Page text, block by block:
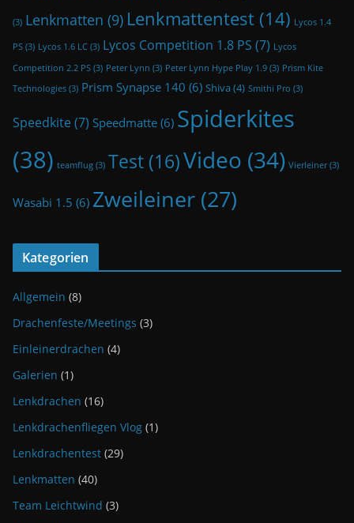
(3) Lenkmatten (9) Lenkmattentest (14) Lycos 1.4
PS (3) Lycos 1.6 LC (3) Lycos Competition 1.8 PS (7) Lycos
Competition 2.2 PS (3) Peter Lynn (3) Peter Lynn Hype Play 1.9 (3) Prism Kite
Technologies (3) Prism Synapse 140 (6) Shiva(4) Smithi Pro (3)
Speedkite (7) Speedmatte(6) Spiderkites
(38) teamflug (3) Test (16)Video (34) Vierleiner(3)
Wasabi 1.5 (6) Zweileiner (27)
Kategorien
Allgemein (8)
Drachenfeste/Meetings (3)
Einleinerdrachen (4)
Galerien (1)
Lenkdrachen (16)
Lenkdrachenfliegen Vlog (1)
Lenkdrachentest (29)
Lenkmatten (40)
Team Leichtwind (3)